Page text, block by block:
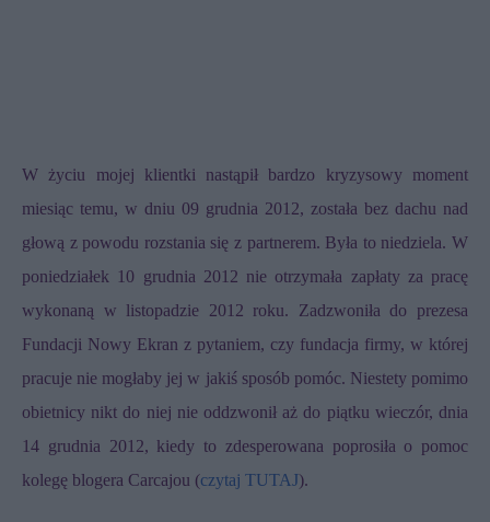
W życiu mojej klientki nastąpił bardzo kryzysowy moment
miesiąc temu, w dniu 09 grudnia 2012, została bez dachu nad
głową z powodu rozstania się z partnerem. Była to niedziela. W
poniedziałek 10 grudnia 2012 nie otrzymała zapłaty za pracę
wykonaną w listopadzie 2012 roku. Zadzwoniła do prezesa
Fundacji Nowy Ekran z pytaniem, czy fundacja firmy, w której
pracuje nie mogłaby jej w jakiś sposób pomóc. Niestety pomimo
obietnicy nikt do niej nie oddzwonił aż do piątku wieczór, dnia
14 grudnia 2012, kiedy to zdesperowana poprosiła o pomoc
kolegę blogera Carcajou (czytaj TUTAJ).